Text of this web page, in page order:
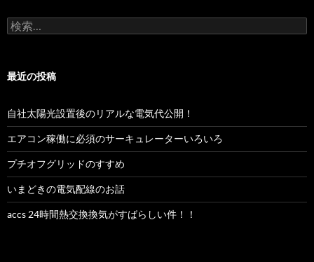
検
索:
最近の投稿
自社太陽光設置後のリアルな電気代公開！
エアコン稼働に必須のサーキュレーターいろいろ
プチオフグリッドのすすめ
いまどきの電気配線のお話
accs 24時間熱交換換気がすばらしい件！！